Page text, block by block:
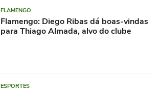
FLAMENGO
Flamengo: Diego Ribas dá boas-vindas
para Thiago Almada, alvo do clube
ESPORTES